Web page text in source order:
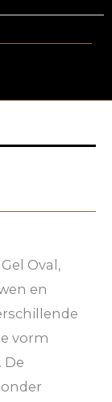
Oval,
en
vorm
De